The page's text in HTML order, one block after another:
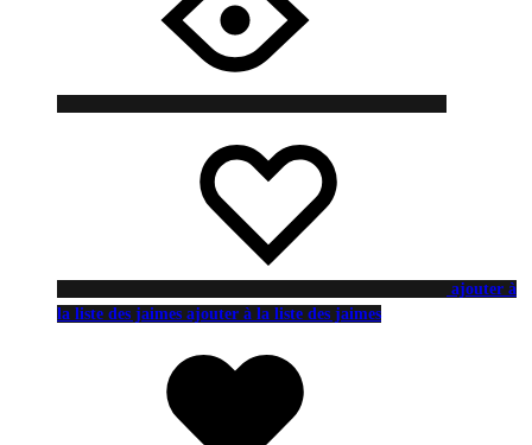
ajouter à
la liste des jaimes ajouter à la liste des jaimes